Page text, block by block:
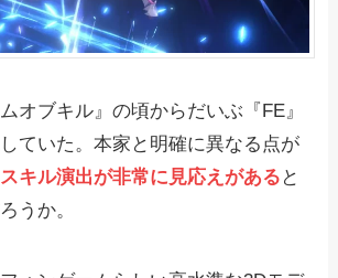
オブキル』の頃からだいぶ『FE』
ていた。本家と明確に異なる点が
スキル演出が非常に見応えがある と
うか。